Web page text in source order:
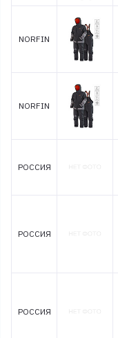
NORFIN
NORFIN
РОССИЯ
РОССИЯ
РОССИЯ